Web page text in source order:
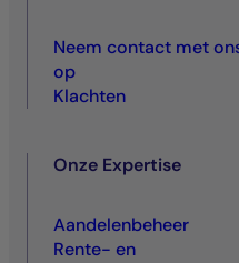
Neem contact met
op
Klachten
Onze Expertise
Aandelenbeheer
Rente- en